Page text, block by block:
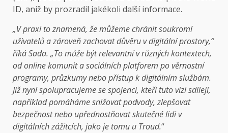
ID, aniž by prozradil jakékoli další informace.
„V praxi to znamená, že můžeme chránit soukromí
uživatelů a zároveň zachovat důvěru v digitální prostory,“
říká Sada. „To může být relevantní v různých kontextech,
od online komunit a sociálních platforem po věrnostní
programy, průzkumy nebo přístup k digitálním službám.
Již nyní spolupracujeme se spojenci, kteří tuto vizi sdílejí,
například pomáháme snižovat podvody, zlepšovat
bezpečnost nebo upřednostňovat skutečné lidi v
digitálních zážitcích, jako je tomu u Troud.“